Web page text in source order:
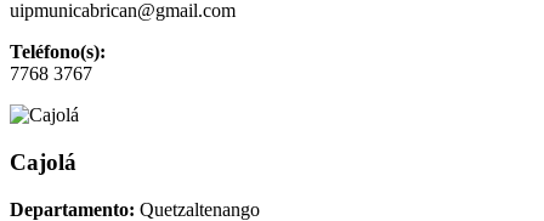
uipmunicabrican@gmail.com
Teléfono(s):
7768 3767
Cajolá
Departamento: Quetzaltenango